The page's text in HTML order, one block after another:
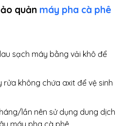
quản máy pha cà phê
sạch máy bằng vải khô để
không chứa axit để vệ sinh
lần nên sử dụng dung dịch
máy pha cà phê